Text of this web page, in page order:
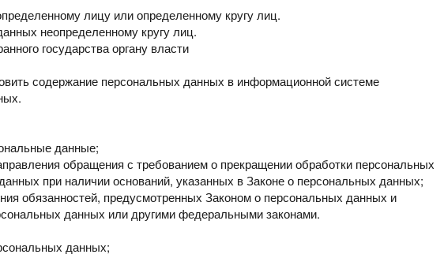
лицу или определенному кругу лиц.
неопределенному кругу лиц.
государства органу власти
содержание персональных данных в информационной системе
данные;
обращения с требованиемо прекращении обработки персональных
при наличии оснований, указанных в Законе о персональных данных;
обязанностей, предусмотренных Закономо персональных данных и
данных или другими федеральными законами.
данных;